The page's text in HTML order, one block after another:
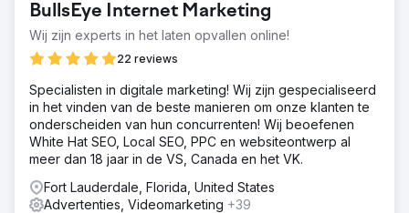
BullsEye Internet Marketing
Wij zijn experts in het laten opvallen online!
22 reviews
Specialisten in digitale marketing! Wij zijn gespecialiseerd
in het vinden van de beste manieren om onze klanten te
onderscheiden van hun concurrenten! Wij beoefenen
White Hat SEO, Local SEO, PPC en websiteontwerp al
meer dan 18 jaar in de VS, Canada en het VK.
Fort Lauderdale, Florida, United States
Advertenties, Videomarketing +39